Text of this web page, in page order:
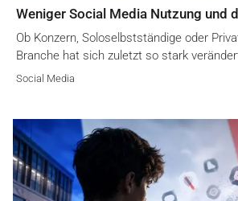
Weniger Social Media Nutzung und
Ob Konzern, Soloselbstständige oder
Branche hat sich zuletzt so stark
Social Media